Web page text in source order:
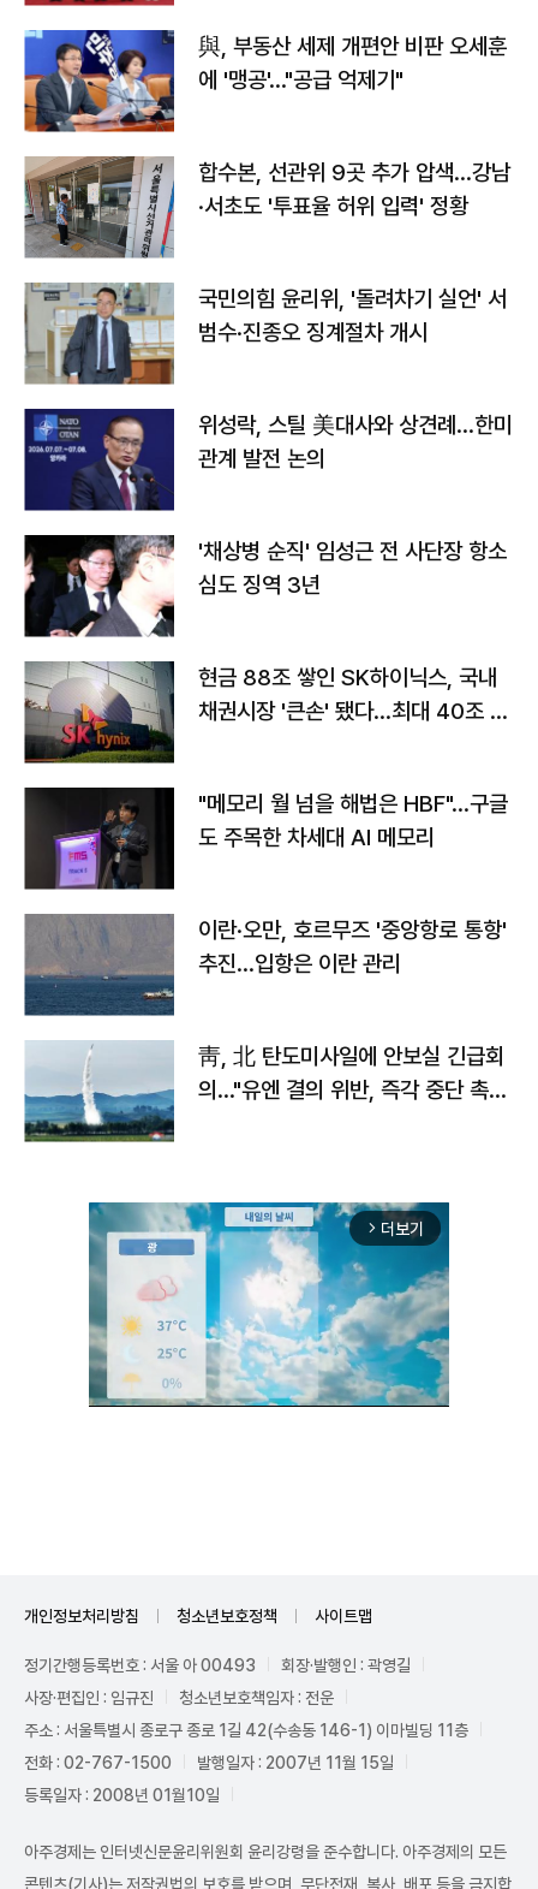
與, 부동산 세제 개편안 비판 오세훈
에 '맹공'…"공급 억제기"
합수본, 선관위 9곳 추가 압색…강남
·서초도 '투표율 허위 입력' 정황
국민의힘 윤리위, '돌려차기 실언' 서
범수·진종오 징계절차 개시
위성락, 스틸 美대사와 상견례…한미
관계 발전 논의
'채상병 순직' 임성근 전 사단장 항소
심도 징역 3년
현금 88조 쌓인 SK하이닉스, 국내
채권시장 '큰손' 됐다…최대 40조 투
"메모리 월 넘을 해법은 HBF"…구글
도 주목한 차세대 AI 메모리
이란·오만, 호르무즈 '중앙항로 통항'
추진…입항은 이란 관리
靑, 北 탄도미사일에 안보실 긴급회
의…"유엔 결의 위반, 즉각 중단 촉
arrow_forward_ios 더보기
개인정보처리방침 청소년보호정책 사이트맵
정기간행등록번호 : 서울 아 00493
회장·발행인 : 곽영길
사장·편집인 : 임규진
청소년보호책임자 : 전운
주소 : 서울특별시 종로구 종로 1길 42(수송동 146-1) 이마빌딩 11층
전화 : 02-767-1500
발행일자 : 2007년 11월 15일
등록일자 : 2008년 01월10일
아주경제는 인터넷신문윤리위원회 윤리강령을 준수합니다. 아주경제의 모든
콘텐츠(기사)는 저작권법의 보호를 받으며, 무단전재, 복사, 배포 등을 금지합